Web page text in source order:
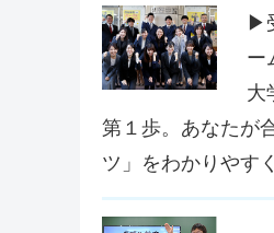
▶
ー
大
第１歩。あなたが
ツ」をわかりやす